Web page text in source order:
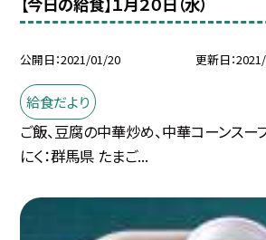
公開日 2021/01/20 更新日
給食だより
ご飯、豆腐の中華炒め、中華コーンスー
にく：群馬県 たまご...